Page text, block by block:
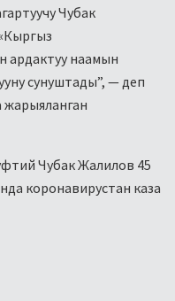
Чубак
ардактуу наамын
сунуштады”, — деп
Чубак Жалилов 45
коронавирустан каза